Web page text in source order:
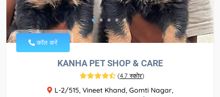
कॉल करें
KANHA PET SHOP & CARE
(4.7 स्कोर)
L-2/515, Vineet Khand, Gomti Nagar,